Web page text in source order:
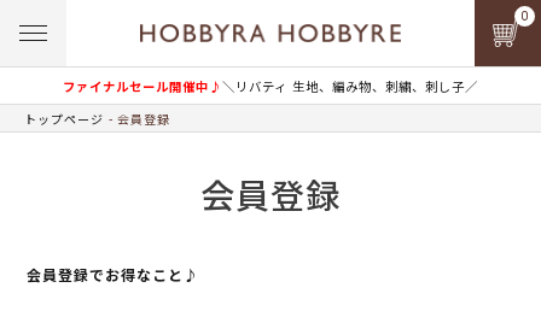
ファイナルセール開催中♪＼リバティ 生地、編み物、刺繍、刺し子／
0
トップページ 会員登録
会員登録
会員登録でお得なこと♪